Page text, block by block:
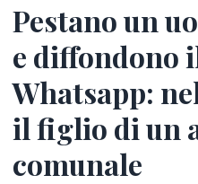
Pestano un
e diffondono
Whatsapp:
il figlio di un
comunale